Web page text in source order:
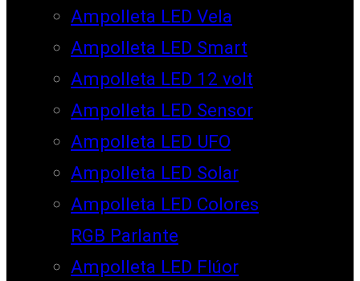
Ampolleta LED Vela
Ampolleta LED Smart
Ampolleta LED 12 volt
Ampolleta LED Sensor
Ampolleta LED UFO
Ampolleta LED Solar
Ampolleta LED Colores
RGB Parlante
Ampolleta LED Flúor